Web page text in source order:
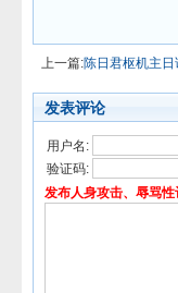
上一篇:陈日君枢机主
发表评论
用户名:
验证码:
发布人身攻击、辱骂性